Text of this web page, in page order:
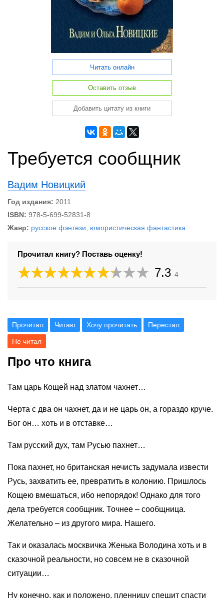
Читать онлайн
Оставить отзыв
Добавить цитату из книги
Требуется сообщник
Вадим Новицкий
Год издания: 2011
ISBN: 978-5-699-52831-8
Жанр: русское фэнтези юмористическая фантастика
Прочитал книгу? Поставь оценку!
7.3 4
Прочитал Читаю Хочу прочитать Перестал
Не читал
Про что книга
Там царь Кощей над златом чахнет…
Черта с два он чахнет, да и не царь он, а гораздо круче.
Бог он… хоть и в отставке…
Там русский дух, там Русью пахнет…
Пока пахнет, но британская нечисть задумала извести
Русь, захватить ее, превратить в колонию. Пришлось
Кощею вмешаться, ибо непорядок! Однако для того
дела требуется сообщник. Точнее – сообщница.
Желательно – из другого мира. Нашего.
Так и оказалась москвичка Женька Володина хоть и в
сказочной реальности, но совсем не в сказочной
ситуации…
Ну конечно, как и положено, пленницу спешит спасти